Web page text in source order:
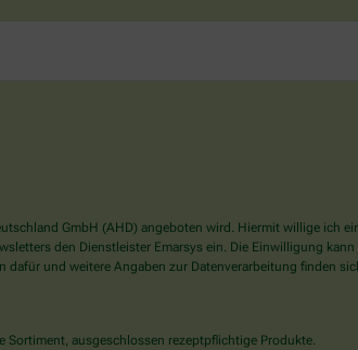
GmbH (AHD) angeboten wird. Hiermit willige ich
den Dienstleister Emarsys ein. Die Einwilligung
und weitere Angaben zur Datenverarbeitung finden
ausgeschlossen rezeptpflichtige Produkte.